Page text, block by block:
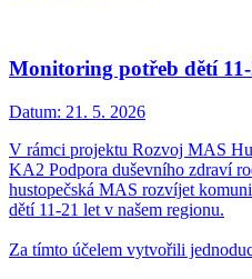
Monitoring potřeb dětí
Datum: 21. 5. 2026
V rámci projektu Rozvoj MAS
KA2 Podpora duševního zdraví
hustopečská MAS rozvíjet
dětí 11-21 let v našem regionu.
Za tímto účelem vytvořili